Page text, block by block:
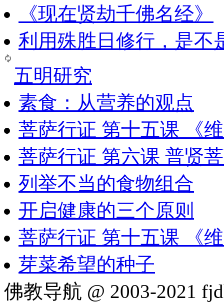
《现在贤劫千佛名经》
利用殊胜日修行，是不
五明研究
素食：从营养的观点
菩萨行证 第十五课 《
菩萨行证 第六课 普贤
列举不当的食物组合
开启健康的三个原则
菩萨行证 第十五课 《
芽菜希望的种子
佛教导航 @ 2003-2021